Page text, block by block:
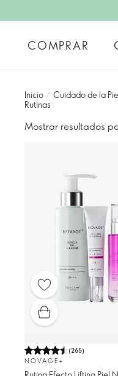
COMPRAR
Inicio / Cuidado de la
Rutinas
Mostrar resultados
(265)
NOVAGE+